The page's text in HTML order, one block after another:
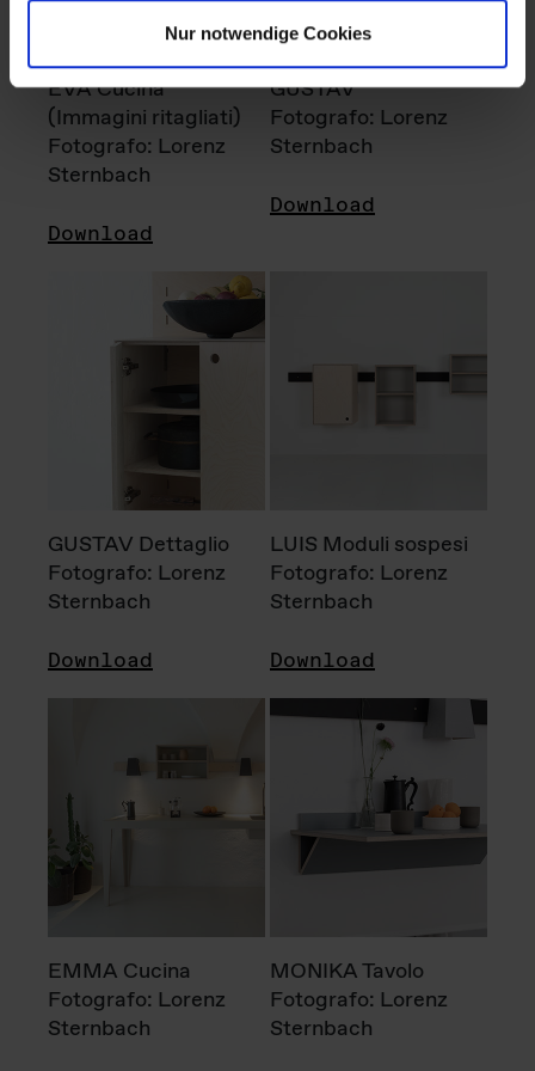
Nur notwendige Cookies
EVA Cucina
(Immagini ritagliati)
Fotografo: Lorenz
Sternbach
Download
GUSTAV
Fotografo: Lorenz
Sternbach
Download
GUSTAV Dettaglio
Fotografo: Lorenz
Sternbach
Download
LUIS Moduli sospesi
Fotografo: Lorenz
Sternbach
Download
EMMA Cucina
Fotografo: Lorenz
Sternbach
MONIKA Tavolo
Fotografo: Lorenz
Sternbach